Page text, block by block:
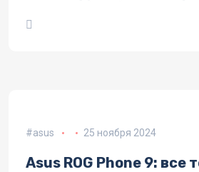
asus 25 ноября 2024
Asus ROG Phone 9: все